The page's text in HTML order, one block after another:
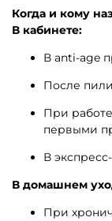
Когда и кому
В кабинете:
В anti-age
После
При
первыми
В
В домашнем
При